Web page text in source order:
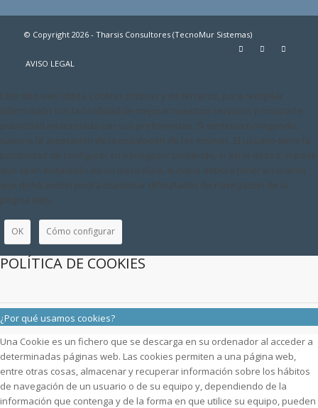
© Copyright 2026 - Tharsis Consultores (TecnoMur Sistemas)
AVISO LEGAL
Este sitio web utiliza Cookies propias y de terceros, para recopilar
información con la finalidad de mejorar nuestros servicios y mostrarle
publicidad relacionada con sus preferencias. Si continua navegando,
supone la aceptación de la instalación de las mismas. El usuario tiene la
posibilidad de configurar su navegador pudiendo, si así lo desea, impedir
que sean instaladas en su disco duro, aunque deberá tener en cuenta
que dicha acción podrá ocasionar dificultades de navegación de la
página web.
OK Cómo configurar
POLÍTICA DE COOKIES
¿Por qué usamos cookies?
Una Cookie es un fichero que se descarga en su ordenador al acceder a
determinadas páginas web. Las cookies permiten a una página web,
entre otras cosas, almacenar y recuperar información sobre los hábitos
de navegación de un usuario o de su equipo y, dependiendo de la
información que contenga y de la forma en que utilice su equipo, pueden